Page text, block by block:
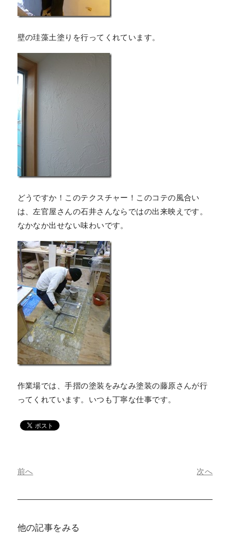
壁の珪藻土塗りを行ってくれています。
どうですか！このテクスチャー！このコテの風合い
は、左官屋さんの石井さんならではの出来映えです。
なかなか出せない味わいです。
作業場では、手摺の塗装をみなみ塗装の藤原さんが行
ってくれています。いつも丁寧な仕事です。
前へ 次へ
他の記事をみる